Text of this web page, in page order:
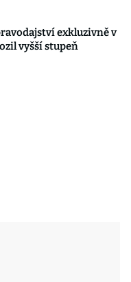
exkluzivně v
vyšší stupeň